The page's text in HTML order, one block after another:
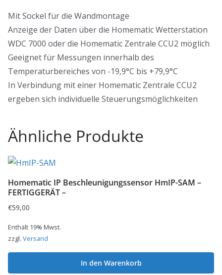
Mit Sockel für die Wandmontage
Anzeige der Daten über die Homematic Wetterstation
WDC 7000 oder die Homematic Zentrale CCU2 möglich
Geeignet für Messungen innerhalb des
Temperaturbereiches von -19,9°C bis +79,9°C
In Verbindung mit einer Homematic Zentrale CCU2
ergeben sich individuelle Steuerungsmöglichkeiten
Ähnliche Produkte
Homematic IP Beschleunigungssensor HmIP-SAM –
FERTIGGERÄT –
€59,00
Enthält 19% Mwst.
zzgl. Versand
In den Warenkorb